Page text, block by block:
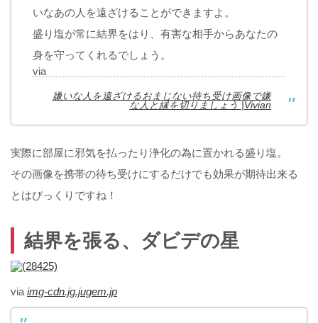
いなあの人を遠ざけることができますよ。
盛り塩が常に結界をはり、有害な相手からあなたの
身を守ってくれるでしょう。
via
嫌いな人を遠ざけるおまじない待ち受け画像で嫌
な人と縁を切りましょう |Vivian
実際に部屋に邪気を払ったり浄化の為に置かれる盛り塩。
その画像を携帯の待ち受けにするだけでも効果が期待出来る
とはびっくりですね！
結界を張る、ダビデの星
via img-cdn.jg.jugem.jp